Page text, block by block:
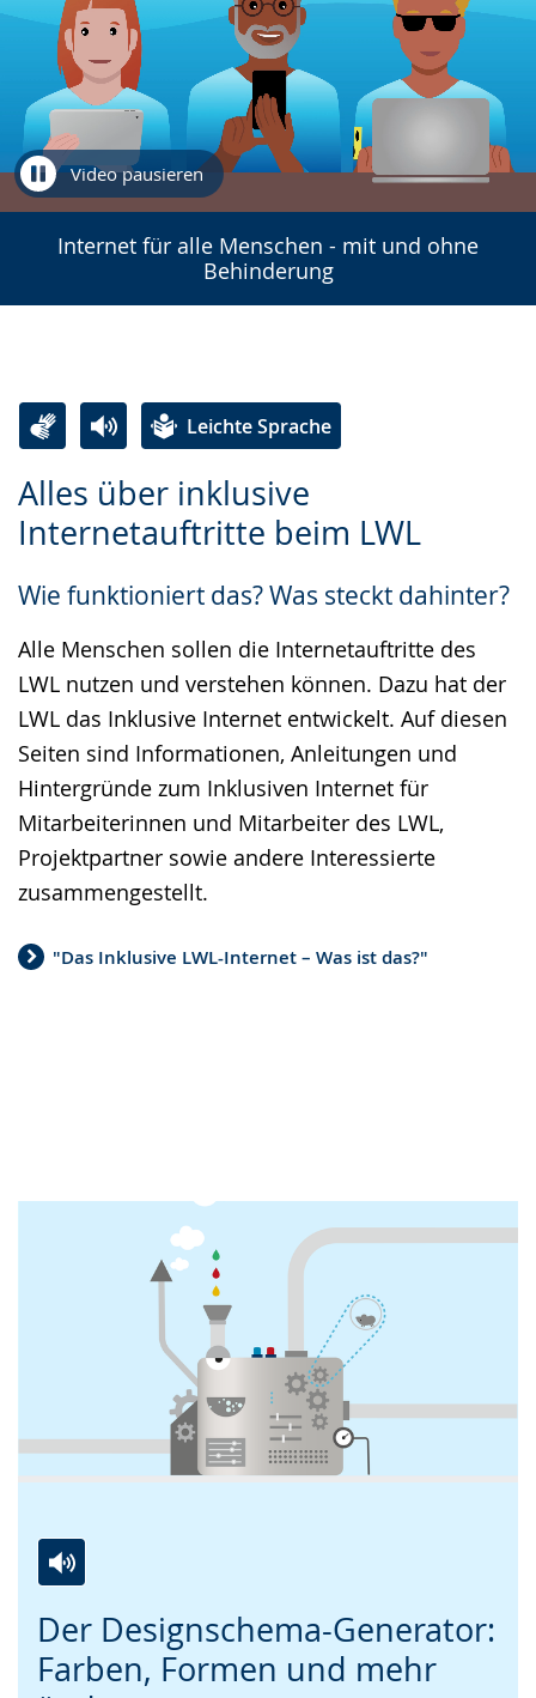
Video pausieren
Internet für alle Menschen - mit und ohne
Behinderung
Alles über inklusive
Internetauftritte beim LWL
Wie funktioniert das? Was steckt dahinter?
Alle Menschen sollen die Internetauftritte des
LWL nutzen und verstehen können. Dazu hat der
LWL das Inklusive Internet entwickelt. Auf diesen
Seiten sind Informationen, Anleitungen und
Hintergründe zum Inklusiven Internet für
Mitarbeiterinnen und Mitarbeiter des LWL,
Projektpartner sowie andere Interessierte
zusammengestellt.
"Das Inklusive LWL-Internet – Was ist das?"
Leichte Sprache
Leichten
Sprache
Audio-
Unterstützung.
Video
in
Gebärdensprache
wird
angezeigt.
Der Designschema-Generator:
Farben, Formen und mehr
Leichten
Sprache
wechseln.
Audio-
Unterstützung.
Video
in
Deutscher